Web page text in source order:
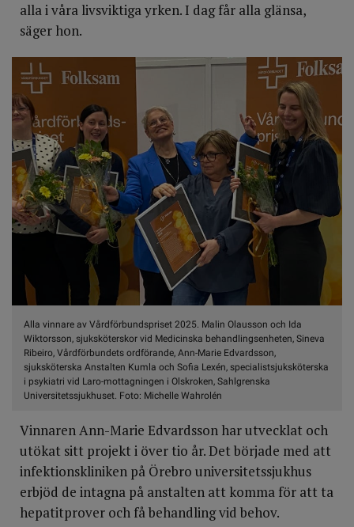
alla i våra livsviktiga yrken. I dag får alla glänsa,
säger hon.
Alla vinnare av Vårdförbundspriset 2025. Malin Olausson och Ida
Wiktorsson, sjuksköterskor vid Medicinska behandlingsenheten, Sineva
Ribeiro, Vårdförbundets ordförande, Ann-Marie Edvardsson,
sjuksköterska Anstalten Kumla och Sofia Lexén, specialistsjuksköterska
i psykiatri vid Laro-mottagningen i Olskroken, Sahlgrenska
Universitetssjukhuset. Foto: Michelle Wahrolén
Vinnaren Ann-Marie Edvardsson har utvecklat och
utökat sitt projekt i över tio år. Det började med att
infektionskliniken på Örebro universitetssjukhus
erbjöd de intagna på anstalten att komma för att ta
hepatitprover och få behandling vid behov.